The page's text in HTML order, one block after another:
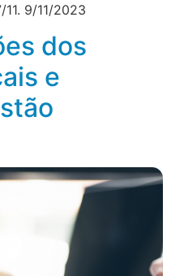
9/11/2023
dos
e